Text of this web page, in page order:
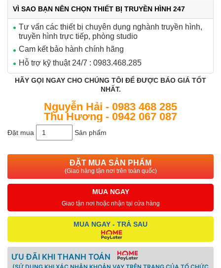
VÌ SAO BẠN NÊN CHỌN THIẾT BỊ TRUYỀN HÌNH 247
Tư vấn các thiết bị chuyên dụng nghành truyền hình,
truyền hình trực tiếp, phòng studio
Cam kết bảo hành chính hãng
Hỗ trợ kỹ thuật 24/7 : 0983.468.285
HÃY GỌI NGAY CHO CHÚNG TÔI ĐỂ ĐƯỢC BÁO GIÁ TỐT
NHẤT.
Nguyễn Hải - 0983 468 285
Thu Hương - 0942 067 087
Đặt mua Sản phẩm
ĐẶT MUA SẢN PHẨM
(Giao hàng tận nơi trên toàn quốc)
MUA NGAY
Giao tận nơi hoặc nhận tại cửa hàng
MUA NGAY - TRẢ SAU
ƯU ĐÃI KHI THANH TOÁN